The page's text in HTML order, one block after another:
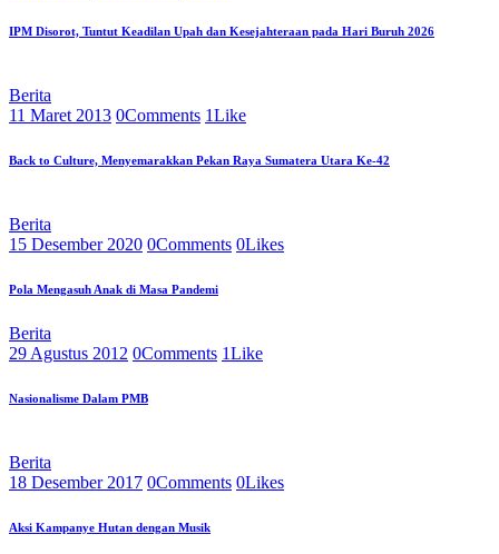
IPM Disorot, Tuntut Keadilan Upah dan Kesejahteraan pada Hari Buruh 2026
Berita
11 Maret 2013 0Comments 1Like
Back to Culture, Menyemarakkan Pekan Raya Sumatera Utara Ke-42
Berita
15 Desember 2020 0Comments 0Likes
Pola Mengasuh Anak di Masa Pandemi
Berita
29 Agustus 2012 0Comments 1Like
Nasionalisme Dalam PMB
Berita
18 Desember 2017 0Comments 0Likes
Aksi Kampanye Hutan dengan Musik